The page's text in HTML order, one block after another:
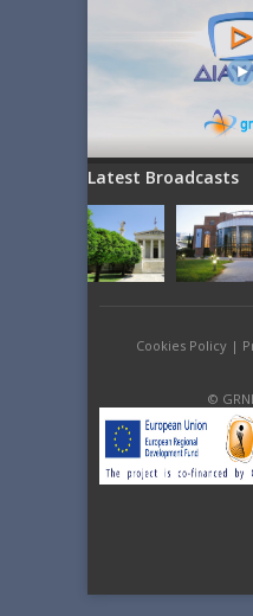
Latest Broadcasts
Cookies Policy|
©